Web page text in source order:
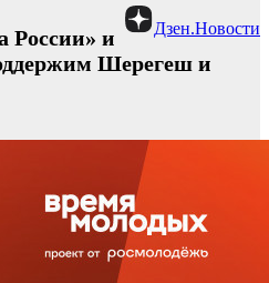
Дзен.Новости
России» и
Шерегеш и